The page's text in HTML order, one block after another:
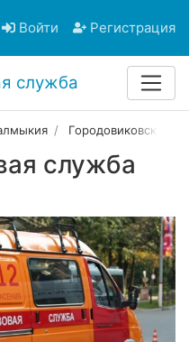
Войти Регистрация
служба
Городовиковск
служба